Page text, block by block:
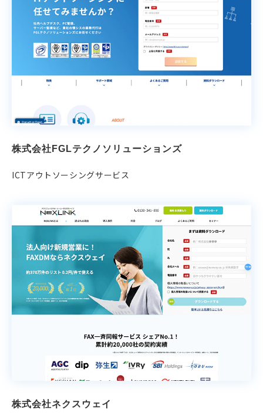
株式会社FGLテクノソリューションズ
ICTアウトソーシングサービス
株式会社ネクスウェイ